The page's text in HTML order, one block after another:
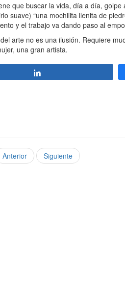
que buscar la vida, día a día, golpe
suave) “una mochilita llenita de
y el trabajo va dando paso al
arte no es una ilusión. Requiere
una gran artista.
Anterior Siguiente